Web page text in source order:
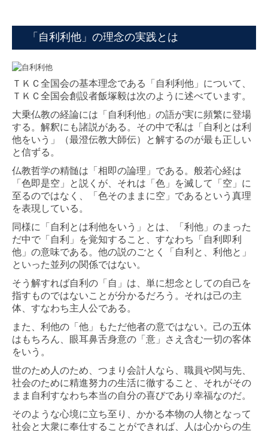
「自利利他」の理念の実践とは
ＴＫＣ全国会の基本理念である「自利利他」について、
ＴＫＣ全国会創設者飯塚毅は次のように述べています。
大乗仏教の経論には「自利利他」の語が実に頻繁に登場
する。解釈にも諸説がある。その中で私は「自利とは利
他をいう」（最澄伝教大師伝）と解するのが最も正しい
と信ずる。
仏教哲学の精髄は「相即の論理」である。般若心経は
「色即是空」と説くが、それは「色」を滅して「空」に
至るのではなく、「色そのままに空」であるという真理
を表現している。
同様に「自利とは利他をいう」とは、「利他」のまった
だ中で「自利」を覚知すること、すなわち「自利即利
他」の意味である。他の説のごとく「自利と、利他と」
といった並列の関係ではない。
そう解すれば自利の「自」は、単に想念としての自己を
指すものではないことが分かるだろう。それは己の主
体、すなわち主人公である。
また、利他の「他」もただ他者の意ではない。己の五体
はもちろん、眼耳鼻舌身意の「意」さえ含む一切の客体
をいう。
世のため人のため、つまり会計人なら、職員や関与先、
社会のために精進努力の生活に徹すること、それがその
まま自利すなわち本当の自分の喜びであり幸福なのだ。
そのような心境に立ち至り、かかる本物の人物となって
社会と大衆に奉仕することができれば、人は心からの生